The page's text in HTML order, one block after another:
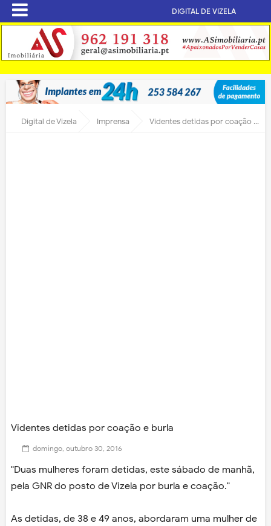
DIGITAL DE VIZELA
Digital de Vizela Imprensa Videntes detidas por coação e burla
Videntes detidas por coação e burla
domingo, outubro 30, 2016
"Duas mulheres foram detidas, este sábado de manhã,
pela GNR do posto de Vizela por burla e coação."
As detidas, de 38 e 49 anos, abordaram uma mulher de